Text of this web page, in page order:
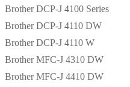
Brother DCP-J 4100 Series
Brother DCP-J 4110 DW
Brother DCP-J 4110 W
Brother MFC-J 4310 DW
Brother MFC-J 4410 DW